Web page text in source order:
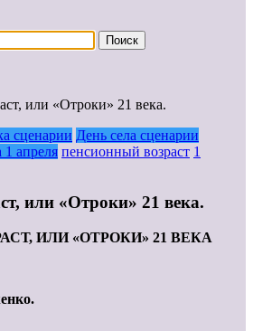
или «Отроки» 21 века.
сценарии День села сценарии
апреля пенсионный возраст 1
или «Отроки» 21 века.
ИЛИ «ОТРОКИ» 21 ВЕКА